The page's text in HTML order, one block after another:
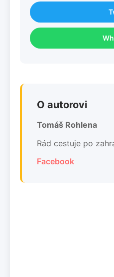
O autorovi
Tomáš Rohlena
Rád cestuje po
Facebook